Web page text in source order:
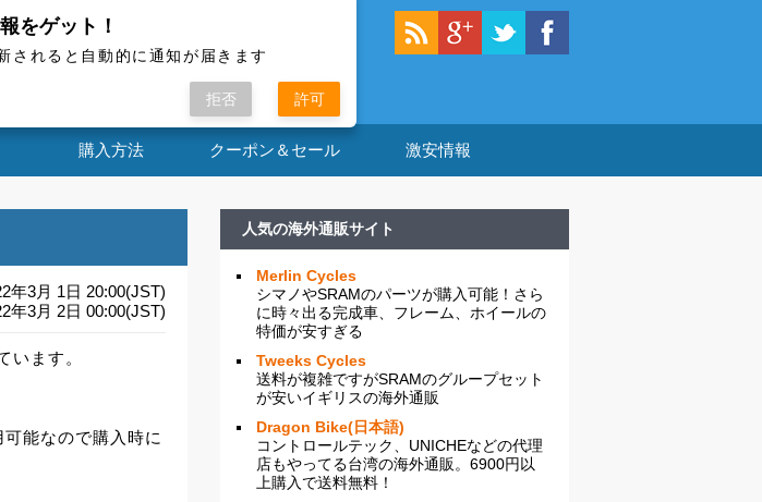
トしていま
購入方法 クーポン＆セール 激安情報
年3月 1日 20:00(JST)
年3月 2日 00:00(JST)
います。
能なので購入時に
人気の海外通販サイト
Merlin Cycles
シマノやSRAMのパーツが購入可能！さら
に時々出る完成車、フレーム、ホイールの
特価が安すぎる
Tweeks Cycles
送料が複雑ですがSRAMのグループセット
が安いイギリスの海外通販
Dragon Bike(日本語)
コントロールテック、UNICHEなどの代理
店もやってる台湾の海外通販。6900円以
上購入で送料無料！
をゲット！
されると自動的に通知が届きます
拒否 許可